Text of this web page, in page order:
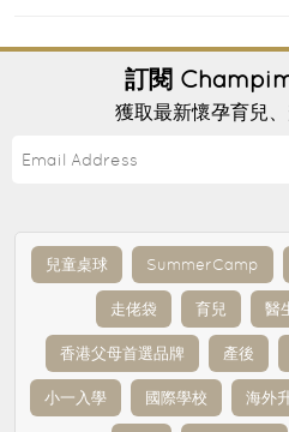
訂閱
獲取最新懷孕育兒
兒童桌球 SummerCamp
走佬袋 育兒 醫
香港父母首選品牌 產後
小一入學 國際學校 海外